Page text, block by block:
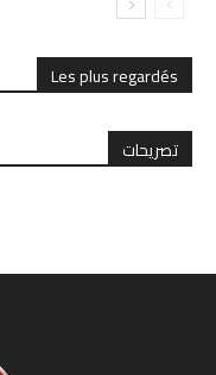
Les plus regardés
تصريحات